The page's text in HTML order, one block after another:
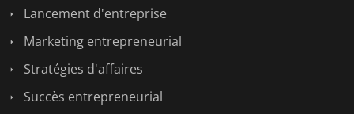
Lancement d'entreprise
Marketing entrepreneurial
Stratégies d'affaires
Succès entrepreneurial